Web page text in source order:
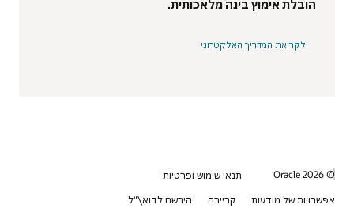
הובלת אימוץ בינה מלאכותית.
לקריאת המדריך האלקטרוני
© 2026 Oracle
תנאי שימוש ופרטיות
אפשרויות של מודעות
קריירה הירשם לדוא\"ל